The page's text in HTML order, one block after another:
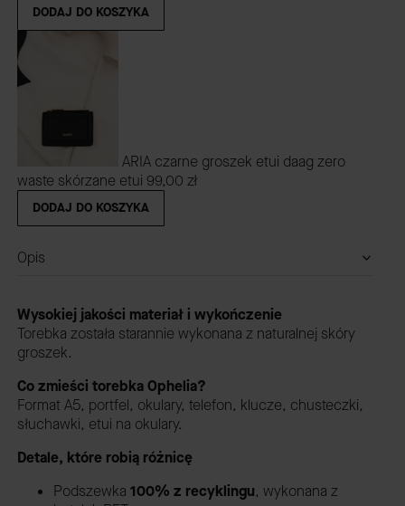
DODAJ DO KOSZYKA
ARIA czarne groszek etui daag zero
waste skórzane etui 99,00 zł
DODAJ DO KOSZYKA
Opis
Wysokiej jakości materiał i wykończenie
Torebka została starannie wykonana z naturalnej skóry
groszek.
Co zmieści torebka Ophelia?
Format A5, portfel, okulary, telefon, klucze, chusteczki,
słuchawki, etui na okulary.
Detale, które robią różnicę
Podszewka 100% z recyklingu, wykonana z